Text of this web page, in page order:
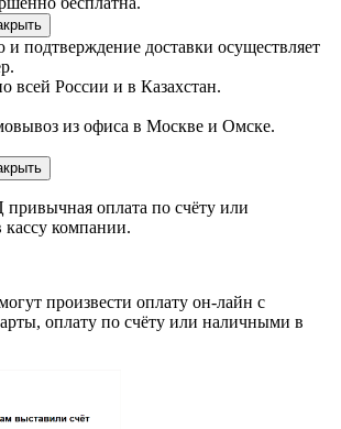
подтверждение доставки осуществляет
по всей России и в Казахстан.
из офиса в Москве и Омске.
оплата по счёту или
компании.
произвести оплату он-лайн с
оплату по счёту или наличными в